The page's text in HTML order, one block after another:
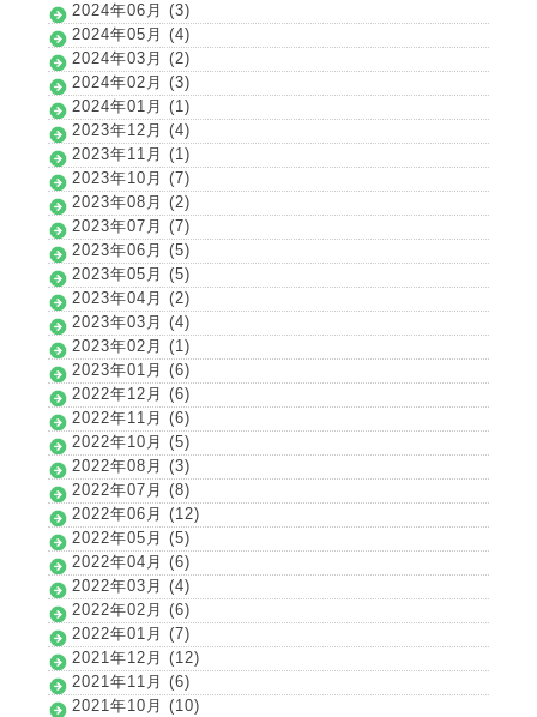
2024年06月 (3)
2024年05月 (4)
2024年03月 (2)
2024年02月 (3)
2024年01月 (1)
2023年12月 (4)
2023年11月 (1)
2023年10月 (7)
2023年08月 (2)
2023年07月 (7)
2023年06月 (5)
2023年05月 (5)
2023年04月 (2)
2023年03月 (4)
2023年02月 (1)
2023年01月 (6)
2022年12月 (6)
2022年11月 (6)
2022年10月 (5)
2022年08月 (3)
2022年07月 (8)
2022年06月 (12)
2022年05月 (5)
2022年04月 (6)
2022年03月 (4)
2022年02月 (6)
2022年01月 (7)
2021年12月 (12)
2021年11月 (6)
2021年10月 (10)